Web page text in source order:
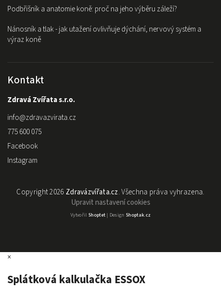
Podbřišník a anatomie koně: proč na jeho výběru záleží?
Nánosník a tlak - jak utažení ovlivňuje dýchání, nervový systém a
výraz koně
Kontakt
Zdravá Zvířata s.r.o.
info@zdravazvirata.cz
775 600 075
Facebook
Instagram
Copyright 2026 Zdravázvířata.cz. Všechna práva vyhrazena.
Upravit nastavení cookies
Vytvořil Shoptet| Design Shoptak.cz
×
Splátková kalkulačka ESSOX